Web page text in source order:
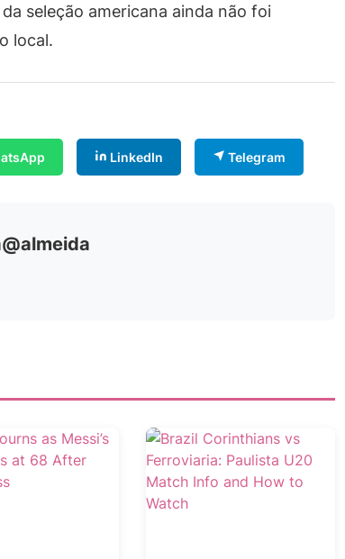
seleção americana ainda não foi
local.
LinkedIn Telegram